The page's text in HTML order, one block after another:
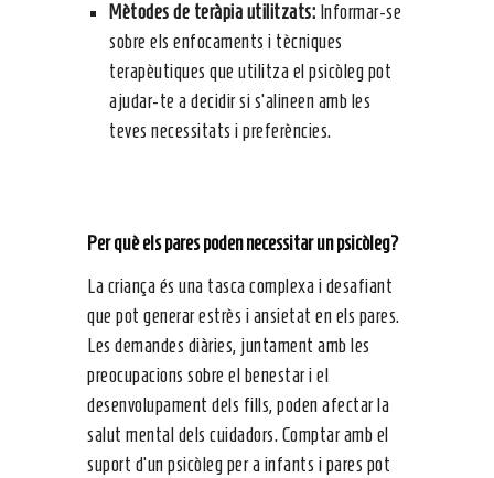
Mètodes de teràpia utilitzats: Informar-se
sobre els enfocaments i tècniques
terapèutiques que utilitza el psicòleg pot
ajudar-te a decidir si s’alineen amb les
teves necessitats i preferències.
Per què els pares poden necessitar un psicòleg?
La criança és una tasca complexa i desafiant
que pot generar estrès i ansietat en els pares.
Les demandes diàries, juntament amb les
preocupacions sobre el benestar i el
desenvolupament dels fills, poden afectar la
salut mental dels cuidadors. Comptar amb el
suport d’un psicòleg per a infants i pares pot